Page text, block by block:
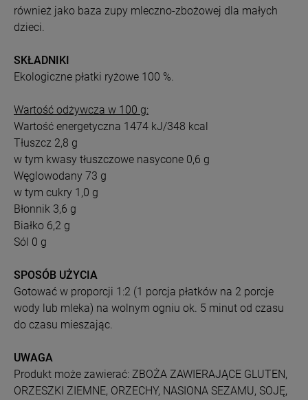
również jako baza zupy mleczno-zbożowej dla małych
dzieci.
SKŁADNIKI
Ekologiczne płatki ryżowe 100 %.
Wartość odżywcza w 100 g:
Wartość energetyczna 1474 kJ/348 kcal
Tłuszcz 2,8 g
w tym kwasy tłuszczowe nasycone 0,6 g
Węglowodany 73 g
w tym cukry 1,0 g
Błonnik 3,6 g
Białko 6,2 g
Sól 0 g
SPOSÓB UŻYCIA
Gotować w proporcji 1:2 (1 porcja płatków na 2 porcje
wody lub mleka) na wolnym ogniu ok. 5 minut od czasu
do czasu mieszając.
UWAGA
Produkt może zawierać: ZBOŻA ZAWIERAJĄCE GLUTEN,
ORZESZKI ZIEMNE, ORZECHY, NASIONA SEZAMU, SOJĘ,